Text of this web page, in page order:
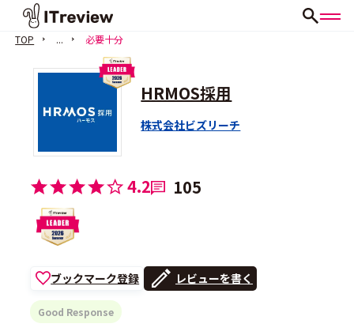
TOP ... 必要十分
HRMOS採用
株式会社ビズリーチ
4.2 105
ブックマーク登録 レビューを書く
Good Response